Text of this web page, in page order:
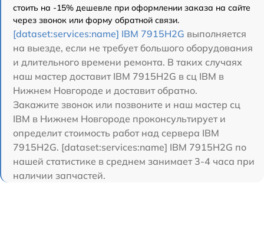
стоить на -15% дешевле при оформлении заказа на сайте
через звонок или форму обратной связи.
[dataset:services:name] IBM 7915H2G выполняется
на выезде, если не требует большого оборудования
и длительного времени ремонта. В таких случаях
наш мастер доставит IBM 7915H2G в сц IBM в
Нижнем Новгороде и доставит обратно.
Закажите звонок или позвоните и наш мастер сц
IBM в Нижнем Новгороде проконсультирует и
определит стоимость работ над сервера IBM
7915H2G. [dataset:services:name] IBM 7915H2G по
нашей статистике в среднем занимает 3-4 часа при
наличии запчастей.